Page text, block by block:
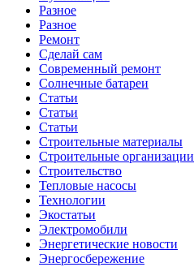
Разное
Разное
Ремонт
Сделай сам
Современный ремонт
Солнечные батареи
Статьи
Статьи
Статьи
Строительные материалы
Строительные организации
Строительство
Тепловые насосы
Технологии
Экостатьи
Электромобили
Энергетические новости
Энергосбережение